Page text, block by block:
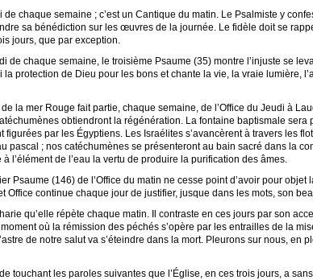
chaque semaine ; c’est un Cantique du matin. Le Psalmiste y
sa bénédiction sur les œuvres de la journée. Le fidèle doit se
jours, que par exception.
de chaque semaine, le troisième Psaume (35) montre l’injuste se
protection de Dieu pour les bons et chante la vie, la vraie lumière,
la mer Rouge fait partie, chaque semaine, de l’Office du Jeudi à
obtiendront la régénération. La fontaine baptismale sera
par les Égyptiens. Les Israélites s’avancèrent à travers les
pascal ; nos catéchumènes se présenteront au bain sacré dans la
l’élément de l’eau la vertu de produire la purification des âmes.
Psaume (146) de l’Office du matin ne cesse point d’avoir pour
Office continue chaque jour de justifier, jusque dans les mots, son
qu’elle répète chaque matin. Il contraste en ces jours par son
où la rémission des péchés s’opère par les entrailles de la
de notre salut va s’éteindre dans la mort. Pleurons sur nous, en
touchant les paroles suivantes que l’Église, en ces trois jours, a